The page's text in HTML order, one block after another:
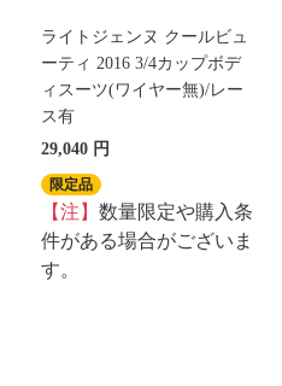
ライトジェンヌ クールビュ
ーティ 2016 3/4カップボデ
ィスーツ(ワイヤー無)/レー
ス有
29,040 円
限定品
【注】 数量限定や購入条
件がある場合がございま
す。